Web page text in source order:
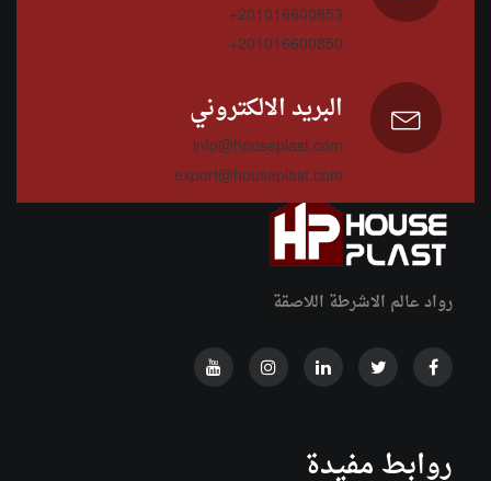
+201016600853
+201016600850
البريد الالكتروني
info@houseplast.com
export@houseplast.com
رواد عالم الاشرطة اللاصقة
روابط مفيدة